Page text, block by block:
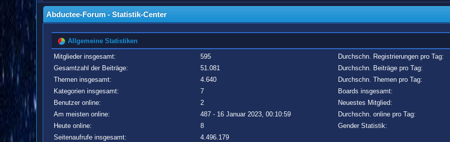
Abductee-Forum - Statistik-Center
Allgemeine Statistiken
Mitglieder insgesamt:
595
Gesamtzahl der Beiträge:
51.081
Themen insgesamt:
4.640
Kategorien insgesamt:
7
Benutzer online:
2
Am meisten online:
487 - 16 Januar 2023, 00:10:59
Heute online:
8
Seitenaufrufe insgesamt:
4.496.179
Durchschn. Registrierungen pro Tag:
Durchschn. Beiträge pro Tag:
Durchschn. Themen pro Tag:
Boards insgesamt:
Neuestes Mitglied:
Durchschn. online pro Tag:
Gender Statistik: